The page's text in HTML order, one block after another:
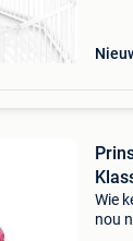
Wie
nou